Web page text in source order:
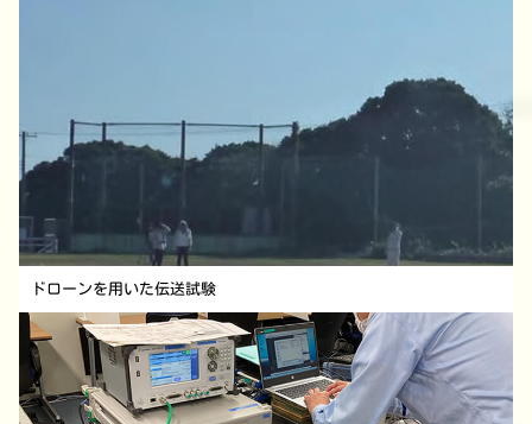
ドローンを用いた伝送試験